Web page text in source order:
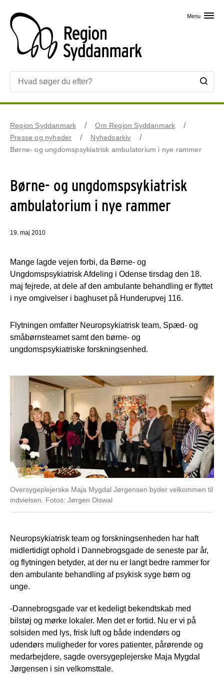
Menu
Region Syddanmark
Om Region Syddanmark
Presse og nyheder
Nyhedsarkiv
Børne- og ungdomspsykiatrisk ambulatorium i nye rammer
Børne- og ungdomspsykiatrisk
ambulatorium i nye rammer
19. maj 2010
Mange lagde vejen forbi, da Børne- og
Ungdomspsykiatrisk Afdeling i Odense tirsdag den 18.
maj fejrede, at dele af den ambulante behandling er flyttet
i nye omgivelser i baghuset på Hunderupvej 116.
Flytningen omfatter Neuropsykiatrisk team, Spæd- og
småbørnsteamet samt den børne- og
ungdomspsykiatriske forskningsenhed.
Oversygeplejerske Maja Mygdal Jørgensen byder velkommen til
indvielsen. Fotos: Jørgen Diswal
Neuropsykiatrisk team og forskningsenheden har haft
midlertidigt ophold i Dannebrogsgade de seneste par år,
og flytningen betyder, at der nu er langt bedre rammer for
den ambulante behandling af psykisk syge børn og
unge.
-Dannebrogsgade var et kedeligt bekendtskab med
bilstøj og mørke lokaler. Men det er fortid. Nu er vi på
solsiden med lys, frisk luft og både indendørs og
udendørs muligheder for vores patienter, pårørende og
medarbejdere, sagde oversygeplejerske Maja Mygdal
Jørgensen i sin velkomsttale.